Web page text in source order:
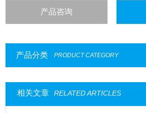
产品咨询
产品分类 PRODUCT CATEGORY
相关文章 RELATED ARTICLES